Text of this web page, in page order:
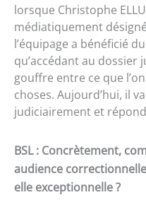
lorsque Christophe
médiatiquement
l’équipage a bénéficié
qu’accédant au dossier
gouffre entre ce que
choses. Aujourd’hui, il
judiciairement et
BSL : Concrètement,
audience
elle exceptionnelle ?